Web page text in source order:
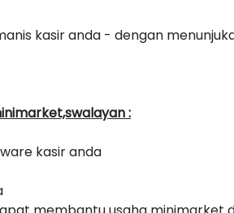
kasir anda - dengan
:
kasir anda